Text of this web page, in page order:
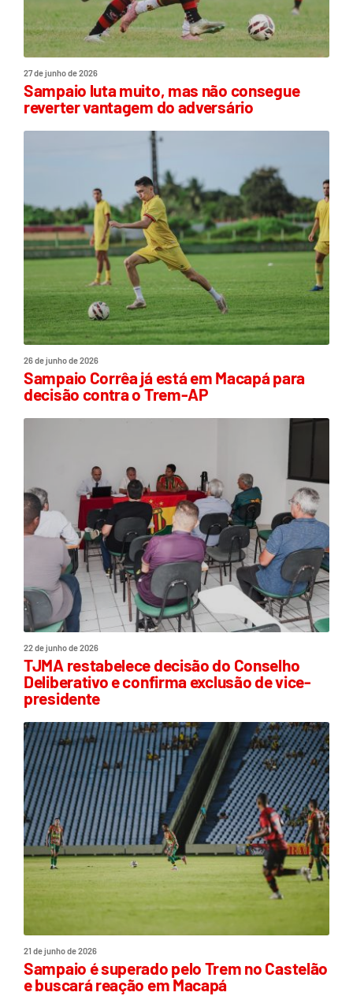
27 de junho de 2026
Sampaio luta muito, mas não consegue
reverter vantagem do adversário
26 de junho de 2026
Sampaio Corrêa já está em Macapá para
decisão contra o Trem-AP
22 de junho de 2026
TJMA restabelece decisão do Conselho
Deliberativo e confirma exclusão de vice-
presidente
21 de junho de 2026
Sampaio é superado pelo Trem no Castelão
e buscará reação em Macapá